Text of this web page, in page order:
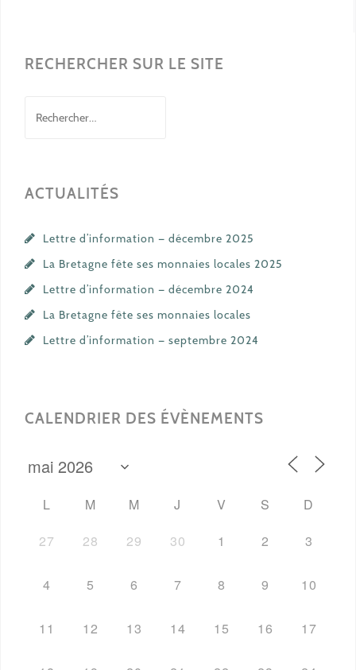
RECHERCHER SUR LE SITE
ACTUALITÉS
Lettre d’information — décembre 2025
La Bretagne fête ses monnaies locales 2025
Lettre d’information — décembre 2024
La Bretagne fête ses monnaies locales
Lettre d’information — septembre 2024
CALENDRIER DES ÉVÈNEMENTS
L M M J V S
D
27
28 29 30 1 2 3
4 5 6 7 8 9 10
11 12 13 14 15 16 17